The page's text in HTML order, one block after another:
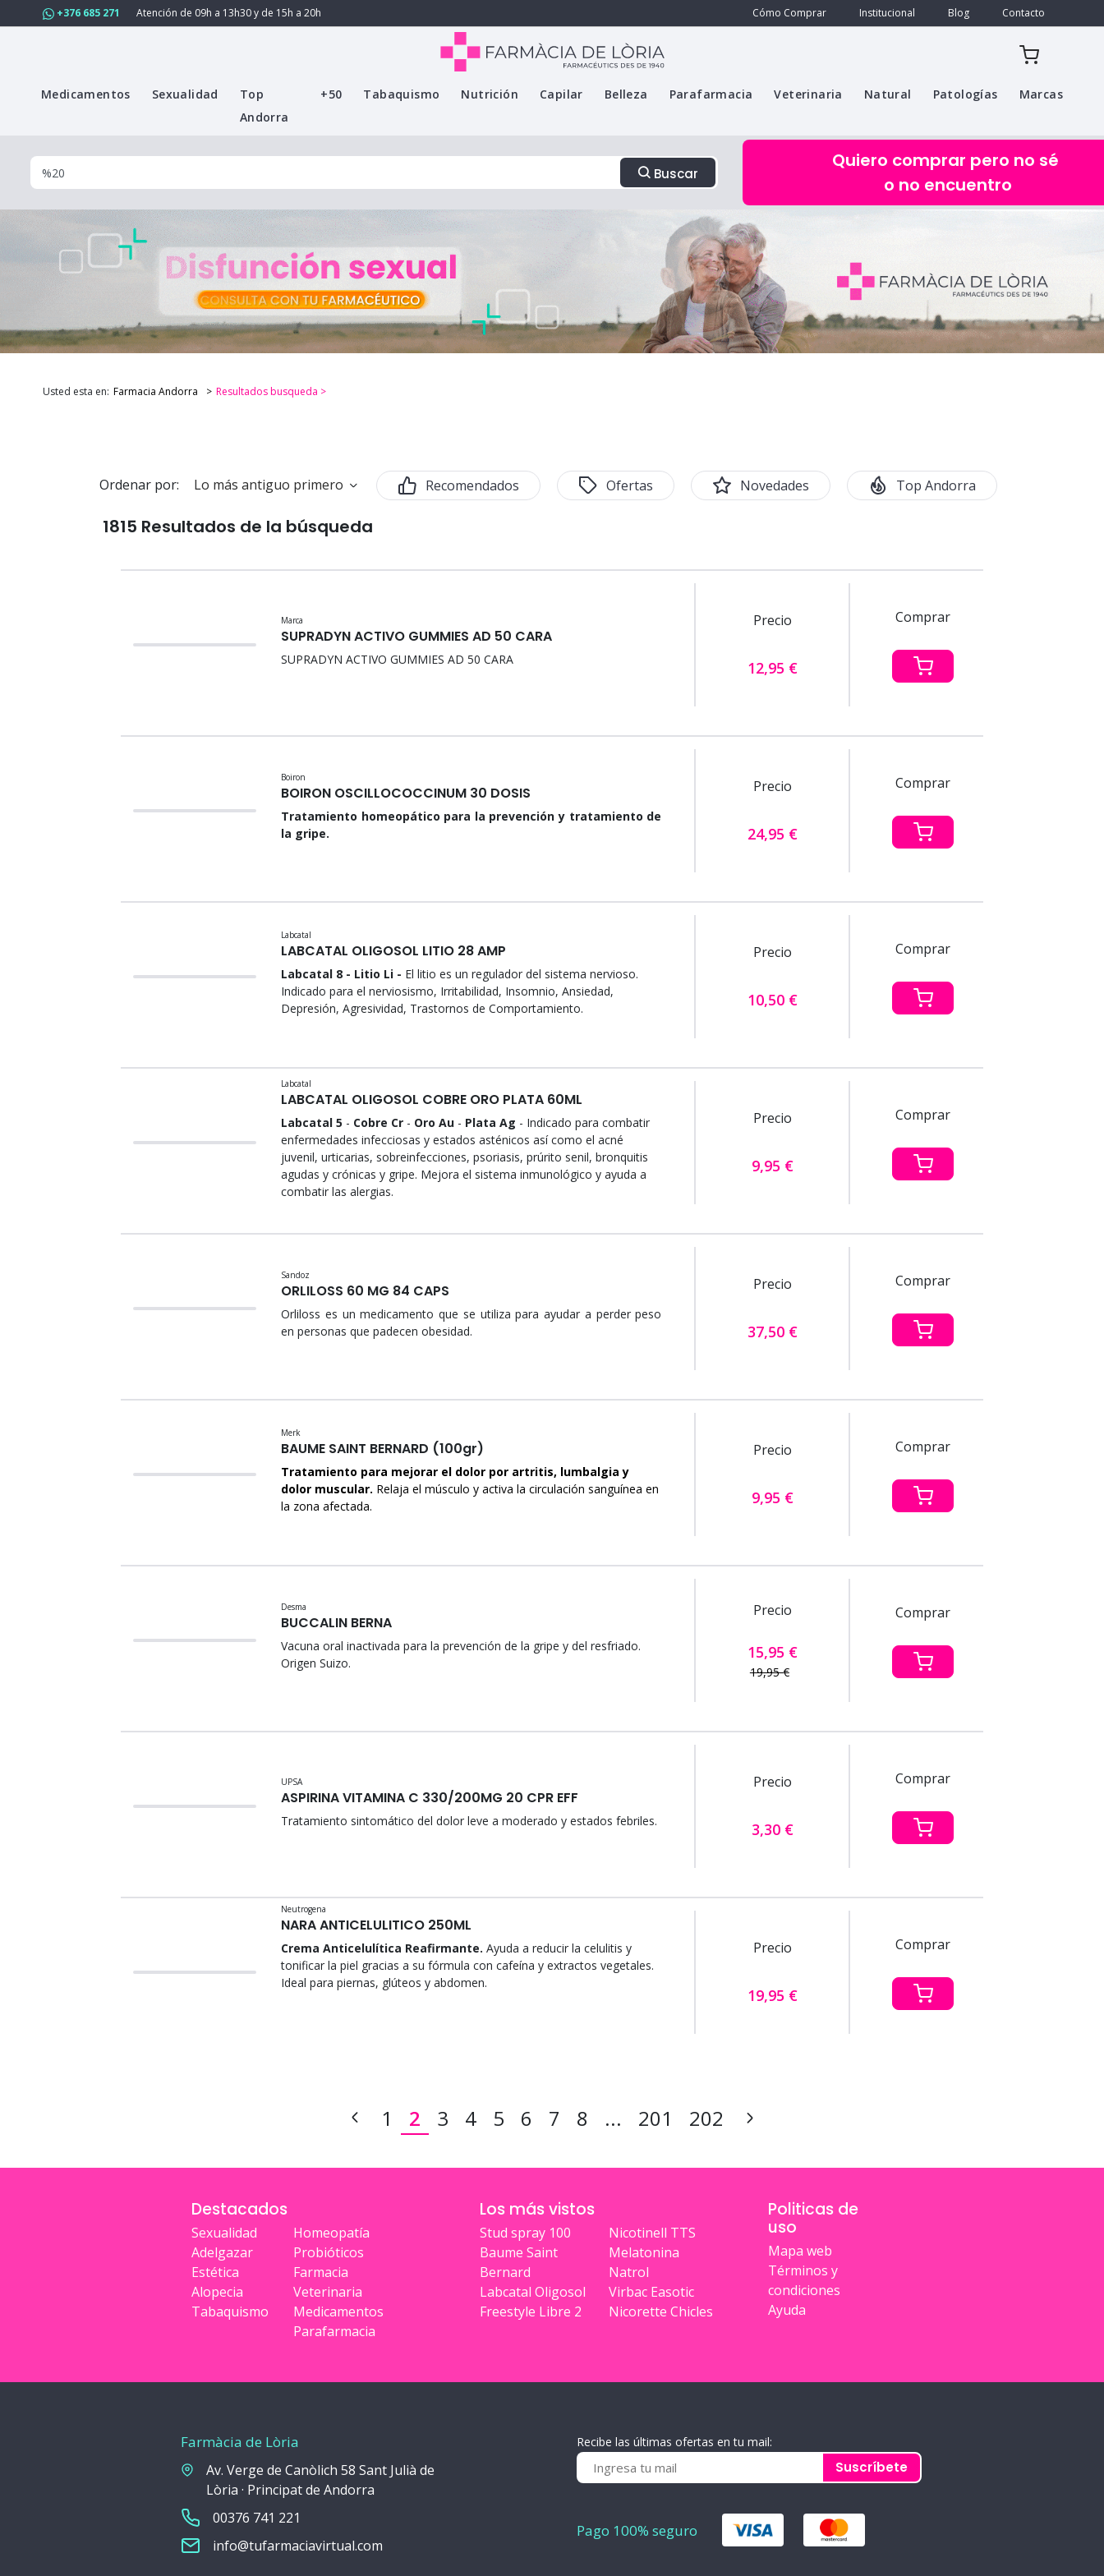
+376 685 271 Atención de 09h a 13h30 y de 15h a 20h Cómo Comprar Institucional Blog Contacto
Medicamentos Sexualidad
Top
Andorra
+50 Tabaquismo Nutrición Capilar Belleza Parafarmacia Veterinaria Natural Patologías Marcas
Buscar
Quiero comprar pero no sé
o no encuentro
Usted esta en: Farmacia Andorra Resultados busqueda >
Ordenar por: Recomendados Ofertas Novedades Top Andorra
1815 Resultados de la búsqueda
Marca
SUPRADYN ACTIVO GUMMIES AD 50 CARA
SUPRADYN ACTIVO GUMMIES AD 50 CARA
Precio
12,95 €
Comprar
Boiron
BOIRON OSCILLOCOCCINUM 30 DOSIS
Tratamiento homeopático para la prevención y tratamiento de
la gripe.
Precio
24,95 €
Comprar
Labcatal
LABCATAL OLIGOSOL LITIO 28 AMP
Labcatal 8 - Litio Li - El litio es un regulador del sistema nervioso.
Indicado para el nerviosismo, Irritabilidad, Insomnio, Ansiedad,
Depresión, Agresividad, Trastornos de Comportamiento.
Precio
10,50 €
Comprar
Labcatal
LABCATAL OLIGOSOL COBRE ORO PLATA 60ML
Labcatal 5 - Cobre Cr - Oro Au - Plata Ag - Indicado para combatir
enfermedades infecciosas y estados asténicos así como el acné
juvenil, urticarias, sobreinfecciones, psoriasis, prúrito senil, bronquitis
agudas y crónicas y gripe. Mejora el sistema inmunológico y ayuda a
combatir las alergias.
Precio
9,95 €
Comprar
Sandoz
ORLILOSS 60 MG 84 CAPS
Orliloss es un medicamento que se utiliza para ayudar a perder peso
en personas que padecen obesidad.
Precio
37,50 €
Comprar
Merk
BAUME SAINT BERNARD (100gr)
Tratamiento para mejorar el dolor por artritis, lumbalgia y
dolor muscular. Relaja el músculo y activa la circulación sanguínea en
la zona afectada.
Precio
9,95 €
Comprar
Desma
BUCCALIN BERNA
Vacuna oral inactivada para la prevención de la gripe y del resfriado.
Origen Suizo.
Precio
19,95 €
15,95 €
Comprar
UPSA
ASPIRINA VITAMINA C 330/200MG 20 CPR EFF
Tratamiento sintomático del dolor leve a moderado y estados febriles.
Precio
3,30 €
Comprar
Neutrogena
NARA ANTICELULITICO 250ML
Crema Anticelulítica Reafirmante. Ayuda a reducir la celulitis y
tonificar la piel gracias a su fórmula con cafeína y extractos vegetales.
Ideal para piernas, glúteos y abdomen.
Precio
19,95 €
Comprar
1 2 3 4 5 6 7 8 ... 201 202
Destacados
Sexualidad
Adelgazar
Estética
Alopecia
Tabaquismo
Homeopatía
Probióticos
Farmacia
Veterinaria
Medicamentos
Parafarmacia
Los más vistos
Stud spray 100
Baume Saint
Bernard
Labcatal Oligosol
Freestyle Libre 2
Nicotinell TTS
Melatonina
Natrol
Virbac Easotic
Nicorette Chicles
Politicas de
uso
Mapa web
Términos y
condiciones
Ayuda
Farmàcia de Lòria
Av. Verge de Canòlich 58 Sant Julià de
Lòria · Principat de Andorra
00376 741 221
info@tufarmaciavirtual.com
Recibe las últimas ofertas en tu mail:
Suscríbete
Pago 100% seguro